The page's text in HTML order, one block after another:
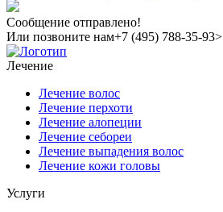
Сообщение отправлено!
Или позвоните нам+7 (495) 788-35-93>
Лечение
Лечение волос
Лечение перхоти
Лечение алопеции
Лечение себореи
Лечение выпадения волос
Лечение кожи головы
Услуги